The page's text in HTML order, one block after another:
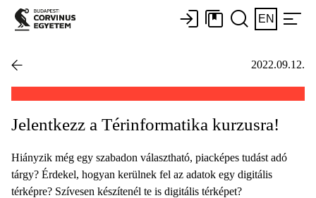
EN
2022.09.12.
Jelentkezz a Térinformatika kurzusra!
Hiányzik még egy szabadon választható, piacképes tudást adó
tárgy? Érdekel, hogyan kerülnek fel az adatok egy digitális
térképre? Szívesen készítenél te is digitális térképet?